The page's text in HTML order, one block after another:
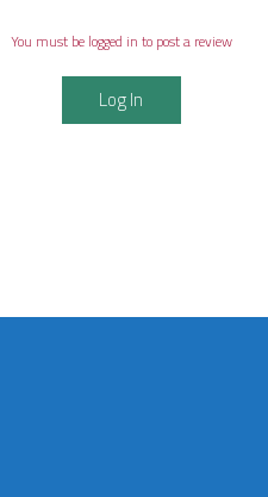
You must be logged in to post a review
Log In